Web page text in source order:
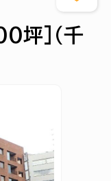
坪]（千